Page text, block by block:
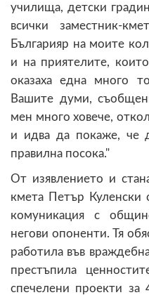
училища, детски
всички заместник-
Българияр на моите
и на приятелите,
оказаха една много
Вашите думи,
мен много ховече,
и идва да покаже, че
правилна посока."
От изявлението и
кмета Петър Куленски
комуникация с
негови опоненти. Тя
работила във
престъпила
спечелени проекти за